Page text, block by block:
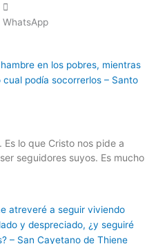
WhatsApp
lo que Cristo nos pide a
seguidores suyos. Es mucho